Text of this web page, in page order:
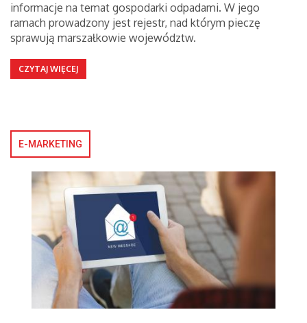
informacje na temat gospodarki odpadami. W jego
ramach prowadzony jest rejestr, nad którym pieczę
sprawują marszałkowie województw.
CZYTAJ WIĘCEJ
E-MARKETING